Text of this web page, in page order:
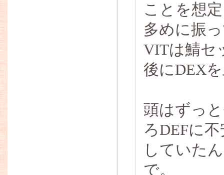
ことを想
多めに振
VITは鯖セ
後にDEX
頭はずっ
ろDEFに
していた
で。